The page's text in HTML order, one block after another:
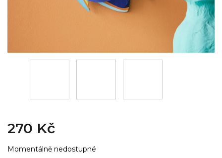
270 Kč
Momentálně nedostupné